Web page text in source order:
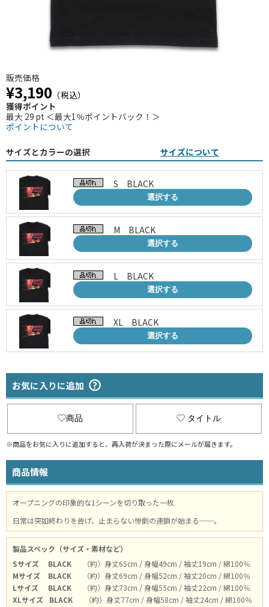
販売価格
¥3,190 （税込）
獲得ポイント
最大 29 pt ＜最大1％ポイントバック！＞
ポイントについて
サイズとカラーの選択 サイズについて
S BLACK
選択する
M BLACK
選択する
L BLACK
選択する
XL BLACK
選択する
お気に入りに追加
商品 タイトル
※商品をお気に入りに追加すると、再入荷が決まった際にメールが届きます。
商品情報
オープニングの印象的な1シーンを切り取った一枚
日常は突如終わりを告げ、止まらない惨劇の連鎖が始まる──。
製品スペック（サイズ・素材など）
Sサイズ
BLACK
（約）身丈65cm / 身幅49cm / 袖丈19cm / 綿100％
Mサイズ
BLACK
（約）身丈69cm / 身幅52cm / 袖丈20cm / 綿100％
Lサイズ
BLACK
（約）身丈73cm / 身幅55cm / 袖丈22cm / 綿100％
XLサイズ
BLACK （約）身丈77cm / 身幅58cm / 袖丈24cm / 綿100％